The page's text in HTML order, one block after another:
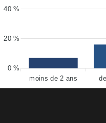
40 %
20 %
0 %
moins de 2 ans